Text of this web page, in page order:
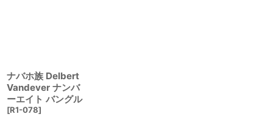
ナバホ族 Delbert
Vandever ナンバ
ーエイト バングル
[R1-078]